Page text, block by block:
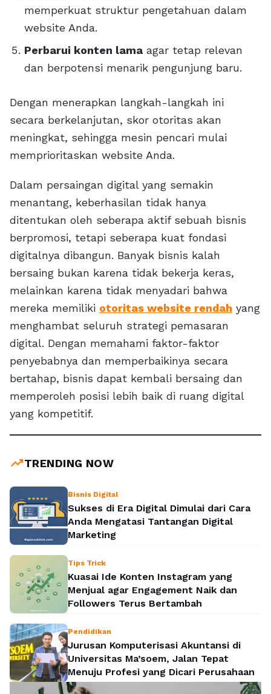
memperkuat struktur pengetahuan dalam
website Anda.
Perbarui konten lama agar tetap relevan
dan berpotensi menarik pengunjung baru.
Dengan menerapkan langkah-langkah ini
secara berkelanjutan, skor otoritas akan
meningkat, sehingga mesin pencari mulai
memprioritaskan website Anda.
Dalam persaingan digital yang semakin
menantang, keberhasilan tidak hanya
ditentukan oleh seberapa aktif sebuah bisnis
berpromosi, tetapi seberapa kuat fondasi
digitalnya dibangun. Banyak bisnis kalah
bersaing bukan karena tidak bekerja keras,
melainkan karena tidak menyadari bahwa
mereka memiliki otoritas website rendah yang
menghambat seluruh strategi pemasaran
digital. Dengan memahami faktor-faktor
penyebabnya dan memperbaikinya secara
bertahap, bisnis dapat kembali bersaing dan
memperoleh posisi lebih baik di ruang digital
yang kompetitif.
trending_upTRENDING NOW
Bisnis Digital
Sukses di Era Digital Dimulai dari Cara
Anda Mengatasi Tantangan Digital
Marketing
Tips Trick
Kuasai Ide Konten Instagram yang
Menjual agar Engagement Naik dan
Followers Terus Bertambah
Pendidikan
Jurusan Komputerisasi Akuntansi di
Universitas Ma’soem, Jalan Tepat
Menuju Profesi yang Dicari Perusahaan